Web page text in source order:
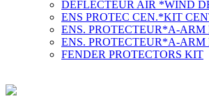
DEFLECTEUR AIR *WIND
ENS PROTEC CEN.*KIT
ENS. PROTECTEUR*A-ARM
ENS. PROTECTEUR*A-ARM
FENDER PROTECTORS KIT